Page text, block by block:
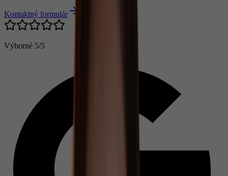
Kontaktný formulár
Výborné 5/5